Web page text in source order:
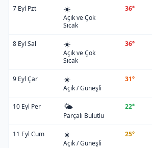
7 Eyl Pzt ☀️
Açık ve Çok
Sıcak
36°
8 Eyl Sal ☀️
Açık ve Çok
Sıcak
36°
9 Eyl Çar ☀️
Açık / Güneşli
31°
10 Eyl Per 🌤️
Parçalı Bulutlu
22°
11 Eyl Cum ☀️
Açık / Güneşli
25°